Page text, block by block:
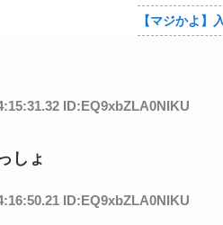
ID:EQ9xbZLA0NIKU
しょ
ID:EQ9xbZLA0NIKU